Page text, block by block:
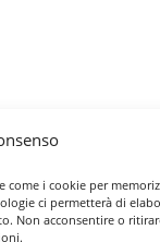
i cookie per
ci permetterà di
Non acconsentire o